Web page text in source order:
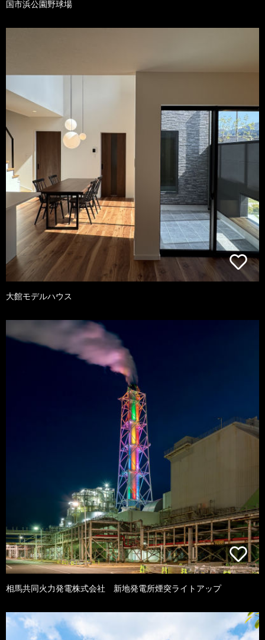
国市浜公園野球場
大館モデルハウス
相馬共同火力発電株式会社 新地発電所煙突ライトアップ